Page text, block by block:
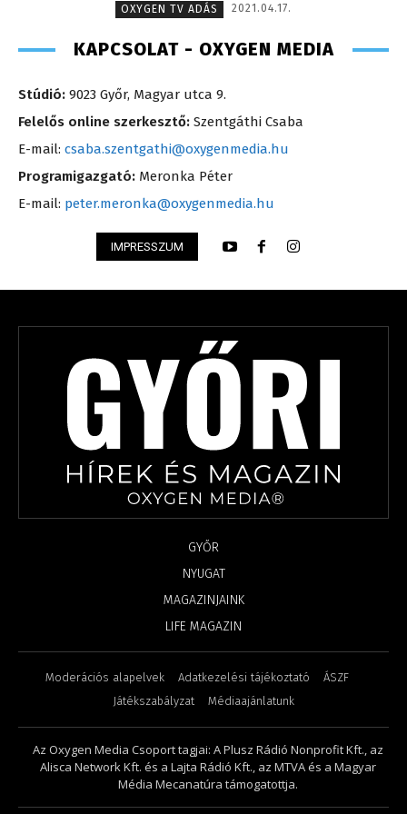
OXYGEN TV ADÁS
2021.04.17.
KAPCSOLAT - OXYGEN MEDIA
Stúdió: 9023 Győr, Magyar utca 9.
Felelős online szerkesztő: Szentgáthi Csaba
E-mail: csaba.szentgathi@oxygenmedia.hu
Programigazgató: Meronka Péter
E-mail: peter.meronka@oxygenmedia.hu
IMPRESSZUM
GYŐR
NYUGAT
MAGAZINJAINK
LIFE MAGAZIN
Moderációs alapelvek Adatkezelési tájékoztató
ÁSZF
Játékszabályzat
Médiaajánlatunk
Az Oxygen Media Csoport tagjai: A Plusz Rádió Nonprofit Kft., az
Alisca Network Kft. és a Lajta Rádió Kft., az MTVA és a Magyar
Média Mecanatúra támogatottja.